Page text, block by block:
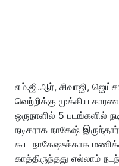
எம்.ஜி.ஆர், சிவாஜி,
வெற்றிக்கு முக்கிய
ஒருநாளில் 5 படங்களில்
நடிகராக நாகேஷ்
கூட நாகேஷுக்காக
காத்திருந்தது எல்லாம்